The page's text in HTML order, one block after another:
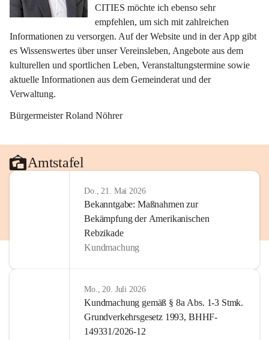
CITIES möchte ich ebenso sehr
empfehlen, um sich mit zahlreichen
Informationen zu versorgen. Auf der Website und in der App gibt
es Wissenswertes über unser Vereinsleben, Angebote aus dem
kulturellen und sportlichen Leben, Veranstaltungstermine sowie
aktuelle Informationen aus dem Gemeinderat und der
Verwaltung.
Bürgermeister Roland Nöhrer
Amtstafel
Do., 21. Mai 2026
Bekanntgabe: Maßnahmen zur
Bekämpfung der Amerikanischen
Rebzikade
Kundmachung
Mo., 20. Juli 2026
Kundmachung gemäß § 8a Abs. 1-3 Stmk.
Grundverkehrsgesetz 1993, BHHF-
149331/2026-12